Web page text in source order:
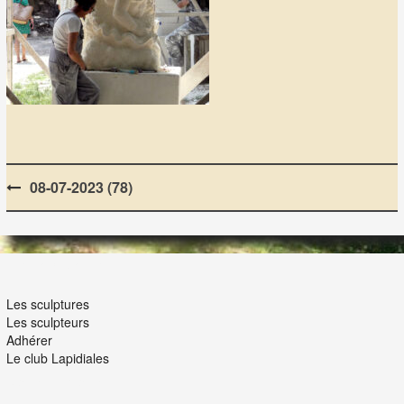
Post
navigation
08-07-2023 (78)
Les sculptures
Les sculpteurs
Adhérer
Le club Lapidiales